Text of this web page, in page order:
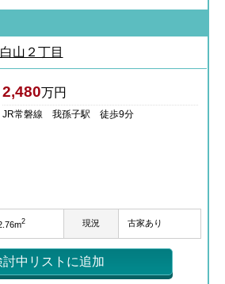
山２丁目
2,480万円
JR常磐線 我孫子駅 徒歩9分
2 現況 古家あり
討中リストに追加